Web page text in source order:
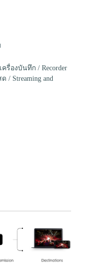
เครื่องบันทึก / Recorder
/ Streaming and